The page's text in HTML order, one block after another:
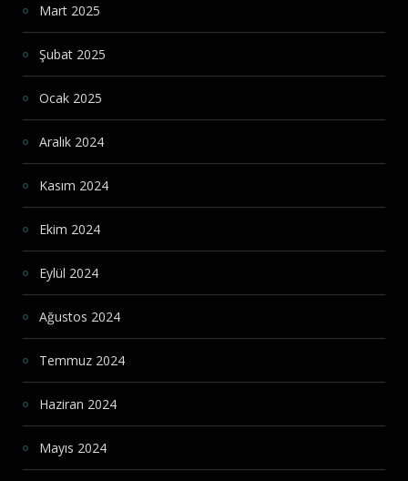
Mart 2025
Şubat 2025
Ocak 2025
Aralık 2024
Kasım 2024
Ekim 2024
Eylül 2024
Ağustos 2024
Temmuz 2024
Haziran 2024
Mayıs 2024